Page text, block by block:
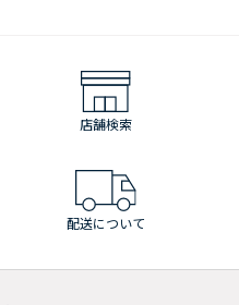
店舗検索
配送について